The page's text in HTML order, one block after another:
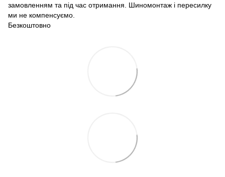
замовленням та під час отримання. Шиномонтаж і пересилку
ми не компенсуємо.
Безкоштовно